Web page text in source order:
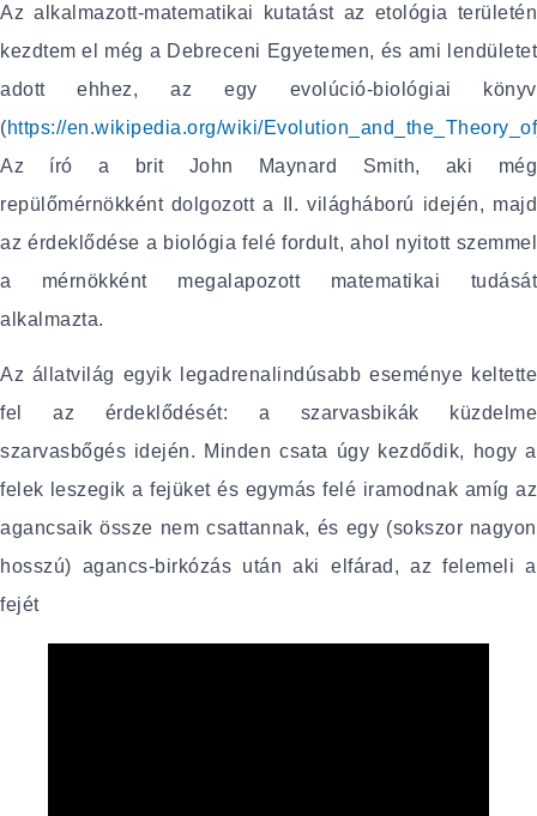
Az alkalmazott-matematikai kutatást az etológia területén
kezdtem el még a Debreceni Egyetemen, és ami lendületet
adott ehhez, az egy evolúció-biológiai könyv
(https://en.wikipedia.org/wiki/
Az író a brit John Maynard Smith, aki még
repülőmérnökként dolgozott a II. világháború idején, majd
az érdeklődése a biológia felé fordult, ahol nyitott szemmel
a mérnökként megalapozott matematikai tudását
alkalmazta.
Az állatvilág egyik legadrenalindúsabb eseménye keltette
fel az érdeklődését: a szarvasbikák küzdelme
szarvasbőgés idején. Minden csata úgy kezdődik, hogy a
felek leszegik a fejüket és egymás felé iramodnak amíg az
agancsaik össze nem csattannak, és egy (sokszor nagyon
hosszú) agancs-birkózás után aki elfárad, az felemeli a
fejét